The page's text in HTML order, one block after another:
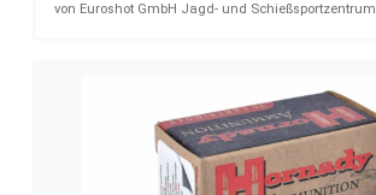
von Euroshot GmbH Jagd- und Schießsportzentrum